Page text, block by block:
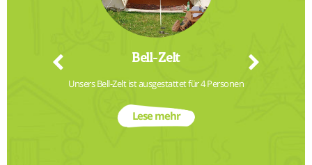
Bell-Zelt
Unsers Bell-Zelt ist ausgestattet für 4 Personen
Lese mehr